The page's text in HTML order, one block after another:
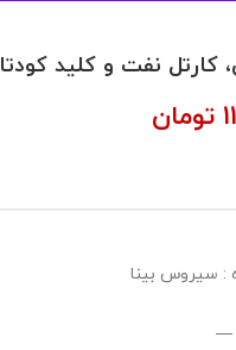
کارتل نفت و کلید کودتا
تومان
: سیروس بینا
—